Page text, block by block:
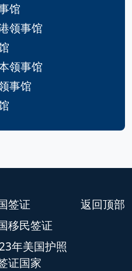
馆
领事馆
领事馆
事馆
返回顶部
签证
移民签证
年美国护照
证国家